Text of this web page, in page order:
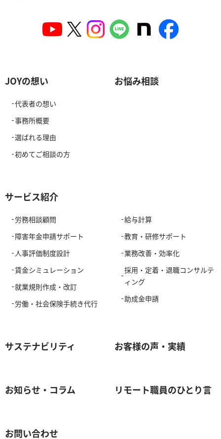
JOYの想い
代表者の想い
事務所概要
選ばれる理由
初めてご相談の方
お悩み相談
サービス紹介
労務相談顧問
障害年金申請サポート
人事評価制度設計
賃金シミュレーション
就業規則作成・改訂
労働・社会保険手続き代行
給与計算
教育・研修サポート
業務改善・効率化
採用・定着・退職コンサルテ
ィング
助成金申請
サステナビリティ お客様の声・実績
お知らせ・コラム リモート職員のひとり言
お問い合わせ